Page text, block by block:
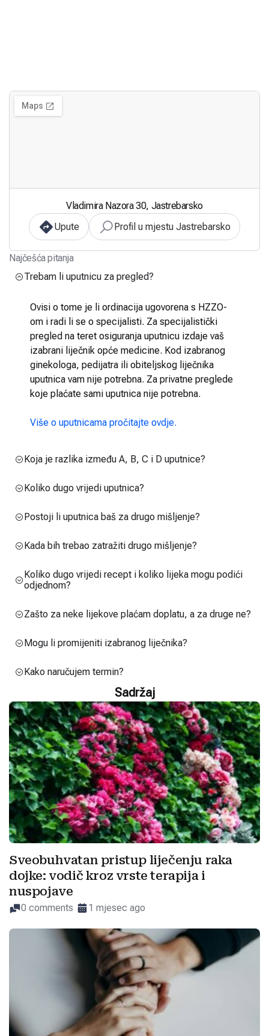
Vladimira Nazora 30, Jastrebarsko
Upute
Profil u mjestu Jastrebarsko
Najčešća pitanja
Trebam li uputnicu za pregled?
Ovisi o tome je li ordinacija ugovorena s HZZO-
om i radi li se o specijalisti. Za specijalistički
pregled na teret osiguranja uputnicu izdaje vaš
izabrani liječnik opće medicine. Kod izabranog
ginekologa, pedijatra ili obiteljskog liječnika
uputnica vam nije potrebna. Za privatne preglede
koje plaćate sami uputnica nije potrebna.
Više o uputnicama pročitajte ovdje.
Koja je razlika između A, B, C i D uputnice?
Koliko dugo vrijedi uputnica?
Postoji li uputnica baš za drugo mišljenje?
Kada bih trebao zatražiti drugo mišljenje?
Koliko dugo vrijedi recept i koliko lijeka mogu podići
odjednom?
Zašto za neke lijekove plaćam doplatu, a za druge ne?
Mogu li promijeniti izabranog liječnika?
Kako naručujem termin?
Sadržaj
Sveobuhvatan pristup liječenju raka
dojke: vodič kroz vrste terapija i
nuspojave
0 comments 1 mjesec ago